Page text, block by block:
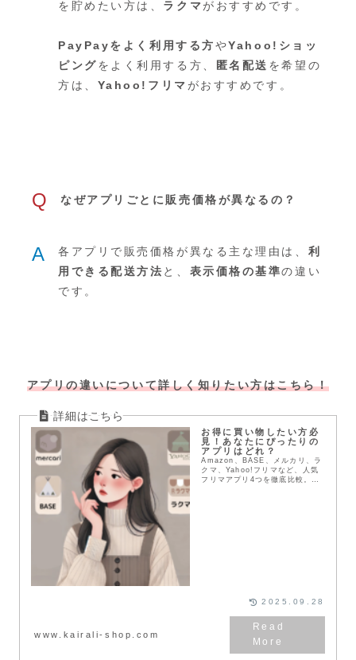
を貯めたい方は、 ラクマ がおすすめです。
PayPayをよく利用する方やYahoo!ショッ
ピングをよく利用する方、 匿名配送 を希望の
方は、 Yahoo!フリマ がおすすめです。
Q なぜアプリごとに販売価格が異なるの？
A 各アプリで販売価格が異なる主な理由は、 利
用できる配送方法 と、 表示価格の基準の違い
です。
アプリの違いについて詳しく知りたい方はこちら！
お得に買い物したい方必
見！あなたにぴったりの
アプリはどれ？
Amazon、BASE、メルカリ、ラ
クマ、Yahoo!フリマなど、人気
フリマアプリ4つを徹底比較。送
www.kairali-shop.com
2025.09.28